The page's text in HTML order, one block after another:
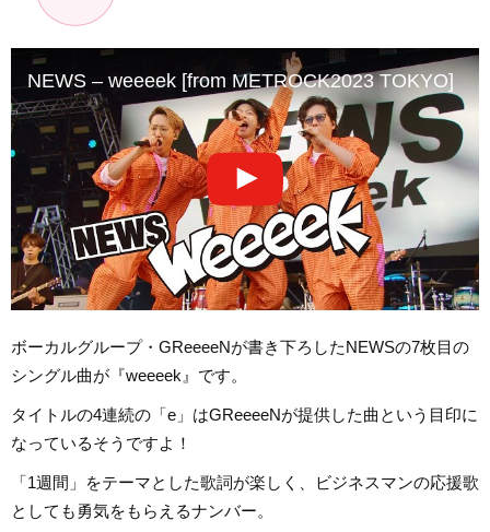
NEWS – weeeek [from METROCK2023 TOKYO]
ボーカルグループ・GReeeeNが書き下ろしたNEWSの7枚目の
シングル曲が『weeeek』です。
タイトルの4連続の「e」はGReeeeNが提供した曲という目印に
なっているそうですよ！
「1週間」をテーマとした歌詞が楽しく、ビジネスマンの応援歌
としても勇気をもらえるナンバー。